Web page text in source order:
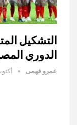
التشكيل
الدوري
عمرو فهمى أكتوبر 29,